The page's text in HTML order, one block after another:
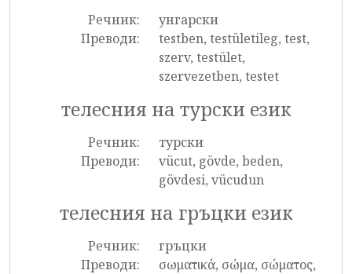
Речник:
унгарски
Преводи:
testben, testületileg, test,
szerv, testület,
szervezetben, testet
телесния на турски език
Речник:
турски
Преводи:
vücut, gövde, beden,
gövdesi, vücudun
телесния на гръцки език
Речник:
гръцки
Преводи:
σωματικά, σώμα, σώματος,